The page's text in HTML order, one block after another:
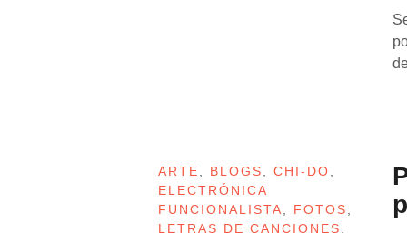
ARTE BLOGS CHI-DO
ELECTRÓNICA
FUNCIONALISTA
FOTOS
LETRAS DE CANCIONES